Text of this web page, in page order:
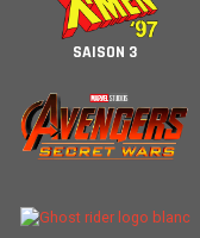
SAISON 3